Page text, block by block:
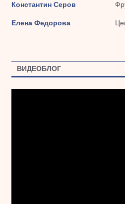
Константин Серов
Елена Федорова
ВИДЕОБЛОГ